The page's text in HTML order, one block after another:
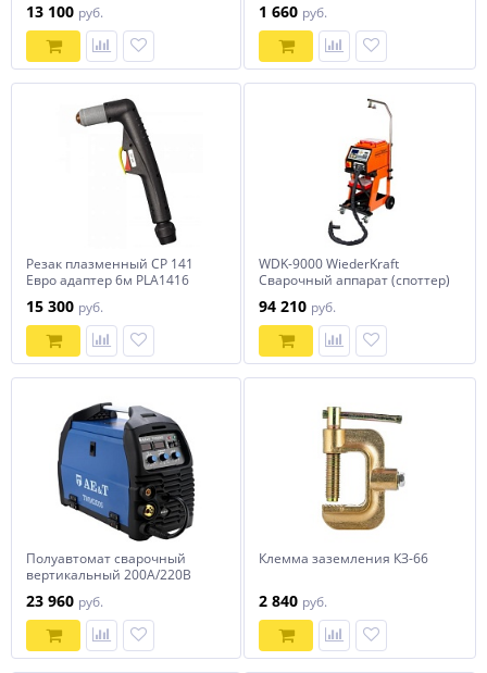
13 100 руб. 1 660 руб.
Резак плазменный CP 141
Евро адаптер 6м PLA1416
15 300 руб.
WDK-9000 WiederKraft
Сварочный аппарат (споттер)
94 210 руб.
Полуавтомат сварочный
вертикальный 200А/220В
23 960 руб.
Клемма заземления КЗ-66
2 840 руб.